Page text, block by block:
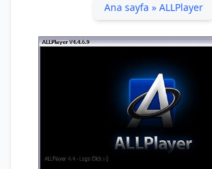
Ana sayfa » ALLPlayer